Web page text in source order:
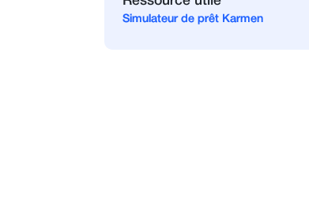
Simulateur de prêt Karmen